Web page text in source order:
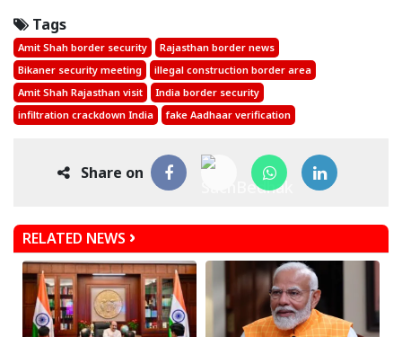
Tags
Amit Shah border security
Rajasthan border news
Bikaner security meeting
illegal construction border area
Amit Shah Rajasthan visit
India border security
infiltration crackdown India
fake Aadhaar verification
Share on
RELATED NEWS